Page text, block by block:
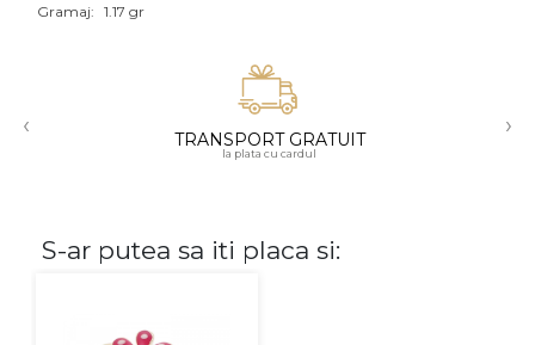
18K
Gramaj: 1.17 gr
‹ TRANSPORT GRATUIT
la plata cu cardul
›
S-ar putea sa iti placa si: